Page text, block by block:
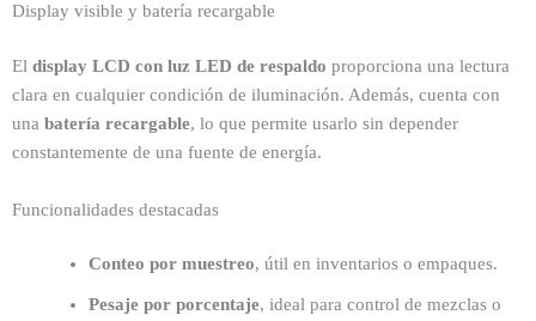
Display visible y batería recargable
El display LCD con luz LED de respaldo proporciona una lectura
clara en cualquier condición de iluminación. Además, cuenta con
una batería recargable, lo que permite usarlo sin depender
constantemente de una fuente de energía.
Funcionalidades destacadas
Conteo por muestreo, útil en inventarios o empaques.
Pesaje por porcentaje, ideal para control de mezclas o